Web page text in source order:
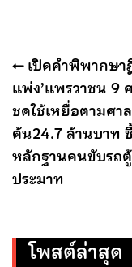
แนะแนว
เรื่อง
เปิดคำพิพากษา
แพ่ง’แพรวาชน 9
ชดใช้เหยื่อตามศา
ต้น24.7 ล้านบาท
หลักฐานคนขับรถตู้
ประมาท
โพสต์ล่าสุด